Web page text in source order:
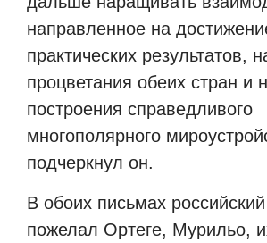
направленное на
практических результатов,
процветания обеих стран и
построения справедливого
многополярного
подчеркнул он.
В обоих письмах
пожелал Ортеге, Мурильо,